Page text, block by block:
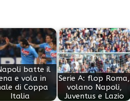
batte il
e vola in
di Coppa
Italia
Serie A: flop Roma,
volano Napoli,
Juventus e Lazio